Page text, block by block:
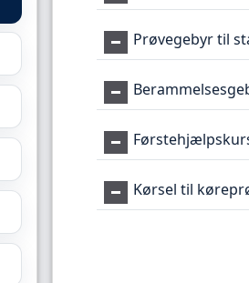
Prøvegebyr til
Kørsel til